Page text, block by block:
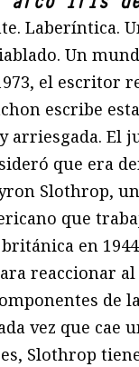
Laberíntica.
Un
el escritor
escribe
arriesgada. El
que era
Slothrop,
que
en
reaccionar
de
vez que cae
Slothrop